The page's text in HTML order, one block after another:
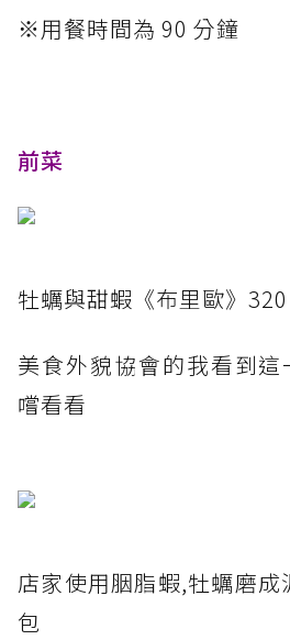
※用餐時間為 90 分鐘
前菜
牡蠣與甜蝦《布里歐》320
美食外貌協會的我看到
嚐看看
店家使用胭脂蝦,牡蠣磨
包